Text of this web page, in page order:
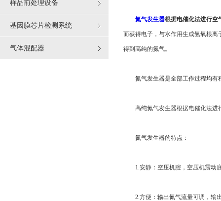
样品前处理设备
基因膜芯片检测系统
气体混配器
氮气发生器根据电催化法进行空
而获得电子，与水作用生成氢氧根
得到高纯的氮气。
氮气发生器是全部工作过程均有程
高纯氮气发生器根据电催化法进行
氮气发生器的特点：
1.安静：空压机腔，空压机震动
2.方便：输出氮气流量可调，输